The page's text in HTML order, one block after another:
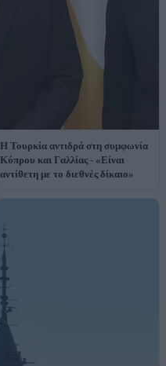
Η Τουρκία αντιδρά στη συμφωνία
Κύπρου και Γαλλίας - «Είναι
αντίθετη με το διεθνές δίκαιο»